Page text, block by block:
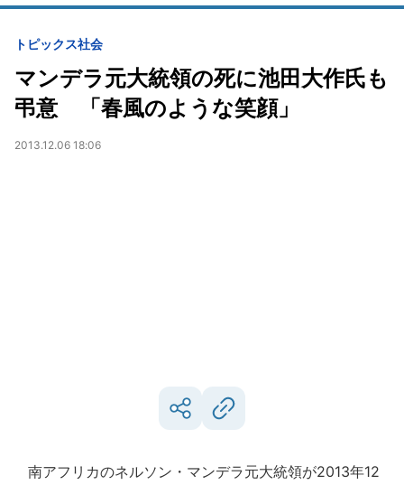
トピックス社会
マンデラ元大統領の死に池田大作氏も
弔意 「春風のような笑顔」
2013.12.06 18:06
南アフリカのネルソン・マンデラ元大統領が2013年12